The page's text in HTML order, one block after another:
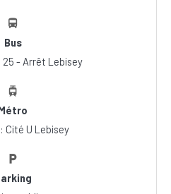
Bus
- Arrêt Lebisey
Cité U Lebisey